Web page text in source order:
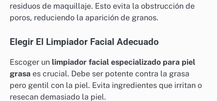
residuos de maquillaje. Esto evita la obstrucción de
poros, reduciendo la aparición de granos.
Elegir El Limpiador Facial Adecuado
Escoger un limpiador facial especializado para piel
grasa es crucial. Debe ser potente contra la grasa
pero gentil con la piel. Evita ingredientes que irritan o
resecan demasiado la piel.